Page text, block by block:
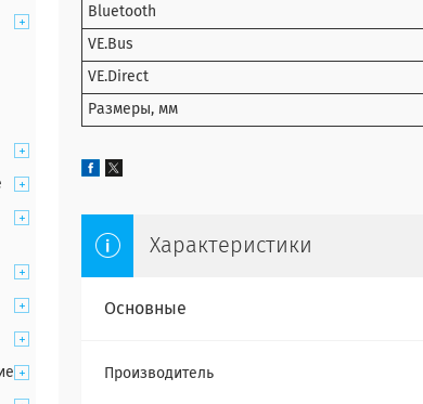
Bluetooth
VE.Bus
VE.Direct
Размеры, мм
Характеристики
Основные
Производитель